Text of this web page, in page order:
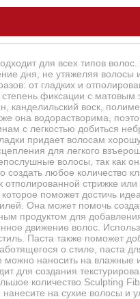
для всех типов
дня, не утяжеляя
от гладких и
фиксации с матовым
канделильский воск,
она водорастворима,
с легкостью добиться
придает волосам
для легкого
волосы, так как
создать любое количество
отполированной стрижке
поможет достичь
Она может помочь
продуктом для
движение волос.
Паста также поможет
о стиле, паста
можно наносить на влажные
для создания
количество Sculpting
нанесите на сухие волосы и